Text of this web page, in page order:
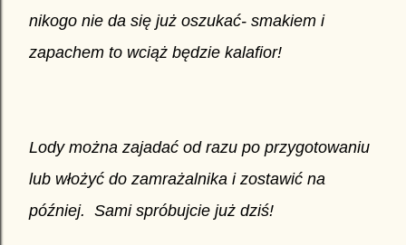
nikogo nie da się już oszukać- smakiem i
zapachem to wciąż będzie kalafior!
Lody można zajadać od razu po przygotowaniu
lub włożyć do zamrażalnika i zostawić na
później. Sami spróbujcie już dziś!